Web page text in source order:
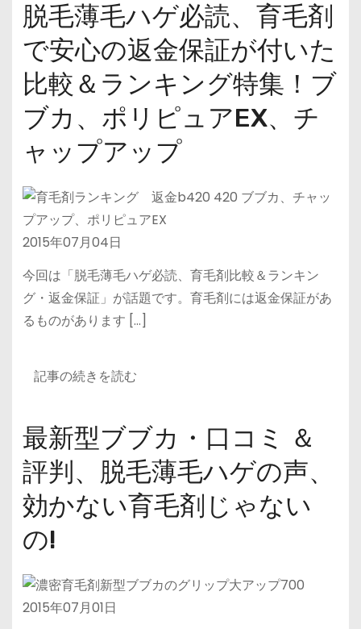
脱毛薄毛ハゲ必読、育毛剤
で安心の返金保証が付いた
比較＆ランキング特集！ブ
ブカ、ポリピュアEX、チ
ャップアップ
2015年07月04日
今回は「脱毛薄毛ハゲ必読、育毛剤比較＆ランキン
グ・返金保証」が話題です。育毛剤には返金保証があ
るものがあります […]
記事の続きを読む
最新型ブブカ・口コミ ＆
評判、脱毛薄毛ハゲの声、
効かない育毛剤じゃない
の!
2015年07月01日